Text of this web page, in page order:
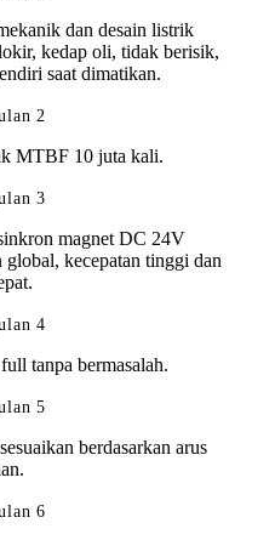
dan desain listrik
kedap oli, tidak berisik,
saat dimatikan.
MTBF 10 juta kali.
magnet DC 24V
global, kecepatan tinggi dan
tanpa bermasalah.
berdasarkan arus